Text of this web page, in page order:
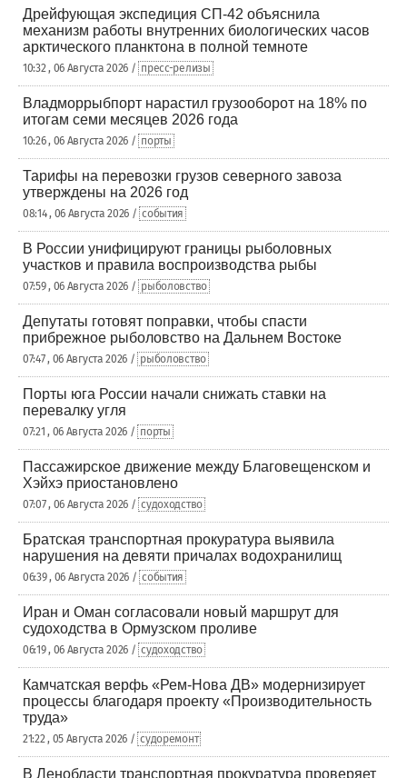
Дрейфующая экспедиция СП-42 объяснила
механизм работы внутренних биологических часов
арктического планктона в полной темноте
10:32 , 06 Августа 2026 / пресс-релизы
Владморрыбпорт нарастил грузооборот на 18% по
итогам семи месяцев 2026 года
10:26 , 06 Августа 2026 / порты
Тарифы на перевозки грузов северного завоза
утверждены на 2026 год
08:14 , 06 Августа 2026 / события
В России унифицируют границы рыболовных
участков и правила воспроизводства рыбы
07:59 , 06 Августа 2026 / рыболовство
Депутаты готовят поправки, чтобы спасти
прибрежное рыболовство на Дальнем Востоке
07:47 , 06 Августа 2026 / рыболовство
Порты юга России начали снижать ставки на
перевалку угля
07:21 , 06 Августа 2026 / порты
Пассажирское движение между Благовещенском и
Хэйхэ приостановлено
07:07 , 06 Августа 2026 / судоходство
Братская транспортная прокуратура выявила
нарушения на девяти причалах водохранилищ
06:39 , 06 Августа 2026 / события
Иран и Оман согласовали новый маршрут для
судоходства в Ормузском проливе
06:19 , 06 Августа 2026 / судоходство
Камчатская верфь «Рем-Нова ДВ» модернизирует
процессы благодаря проекту «Производительность
труда»
21:22 , 05 Августа 2026 / судоремонт
В Ленобласти транспортная прокуратура проверяет